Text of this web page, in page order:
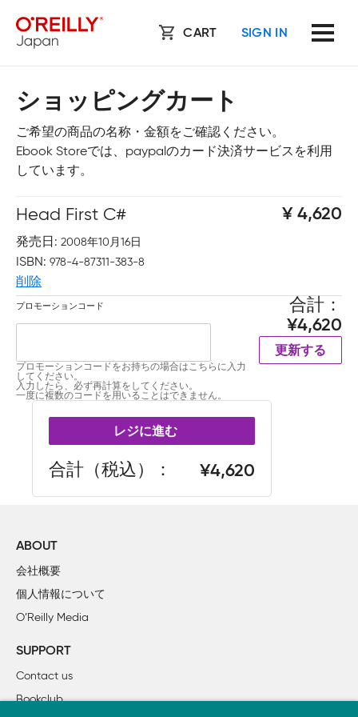
CART SIGN IN
ショッピングカート
ご希望の商品の名称・金額をご確認ください。
Ebook Storeでは、paypalのカード決済サービスを利用
しています。
Head First C#
発売日 2008年10月16日
ISBN 978-4-87311-383-8
削除
4,620
プロモーションコード
プロモーションコードをお持ちの場合はこちらに入力
してください。
入力したら、必ず再計算をしてください。
一度に複数のコードを用いることはできません。
合計
4,620
更新する
レジに進む
合計（税込） 4,620
ABOUT
会社概要
個人情報について
O’Reilly Media
SUPPORT
Contact us
Bookclub